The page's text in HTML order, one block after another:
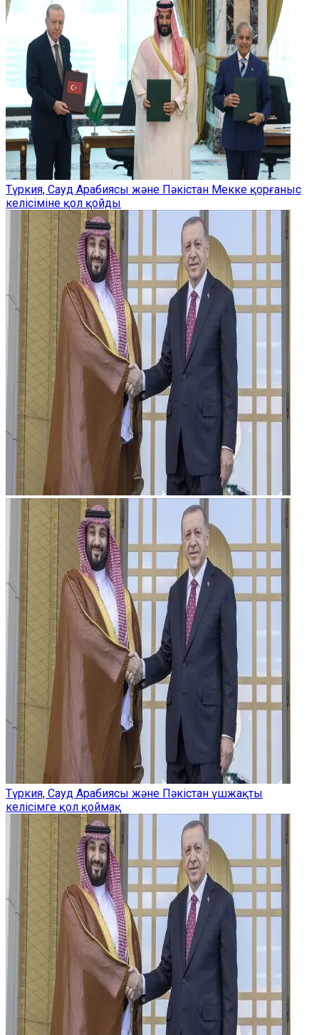
Түркия, Сауд Арабиясы және Пәкістан Мекке қорғаныс
келісіміне қол қойды
Түркия, Сауд Арабиясы және Пәкістан үшжақты
келісімге қол қоймақ